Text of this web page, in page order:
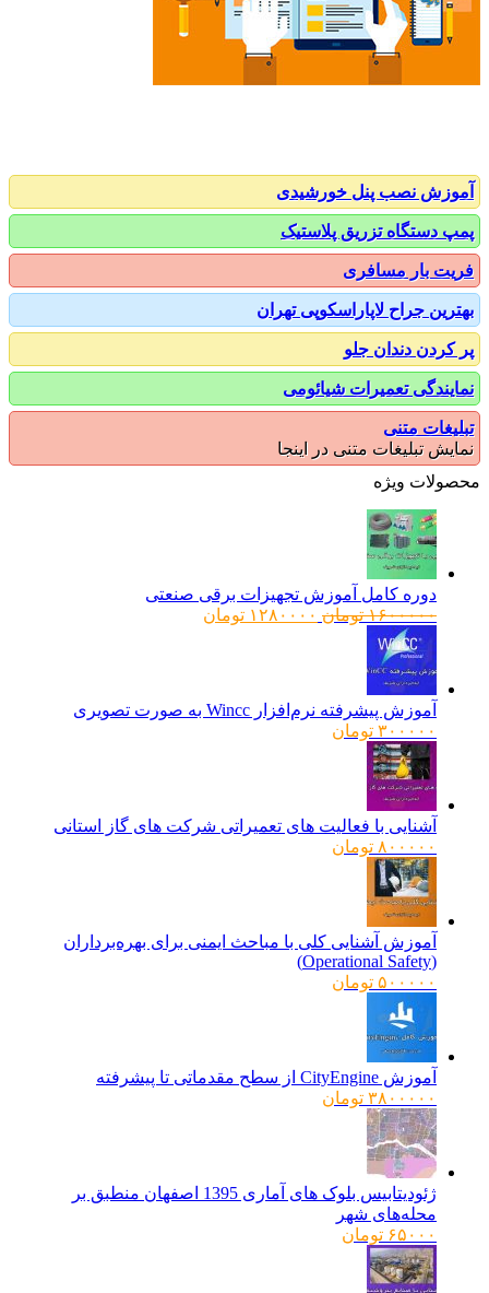
نصب پنل خورشیدی
دستگاه تزریق پلاستیک
بار مسافری
جراح لاپاراسکوپی تهران
دندان جلو
تعمیرات شیائومی
متنی
تبلیغات متنی در اینجا
ویژه
دوره کامل آموزش تجهیزات برقی صنعتی
۱۶۰۰۰۰۰ تومانقیمت
۱۲۸۰۰۰۰ تومانقیمت
آموزش پیشرفته نرم‌افزار Wincc به صورت تصویری
۳۰۰۰۰۰ تومان
آشنایی با فعالیت های تعمیراتی شرکت های گاز استانی
۸۰۰۰۰۰ تومان
آموزش آشنایی کلی با مباحث ایمنی برای بهره‌برداران
۵۰۰۰۰۰ تومان
آموزش CityEngine از سطح مقدماتی تا پیشرفته
۳۸۰۰۰۰۰ تومان
ژئودیتابیس بلوک های آماری 1395 اصفهان منطبق بر
محله‌های شهر
۶۵۰۰۰ تومان